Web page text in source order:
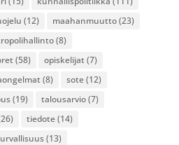
(12) maahanmuutto(23)
(8)
(58) opiskelijat (7)
(8) sote(12)
(19) talousarvio(7)
tiedote(14)
(13)